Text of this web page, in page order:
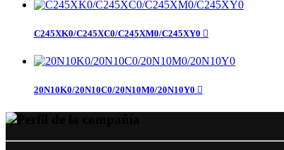
C245XK0/C245XC0/C245XM0/C245XY0 
20N10K0/20N10C0/20N10M0/20N10Y0 